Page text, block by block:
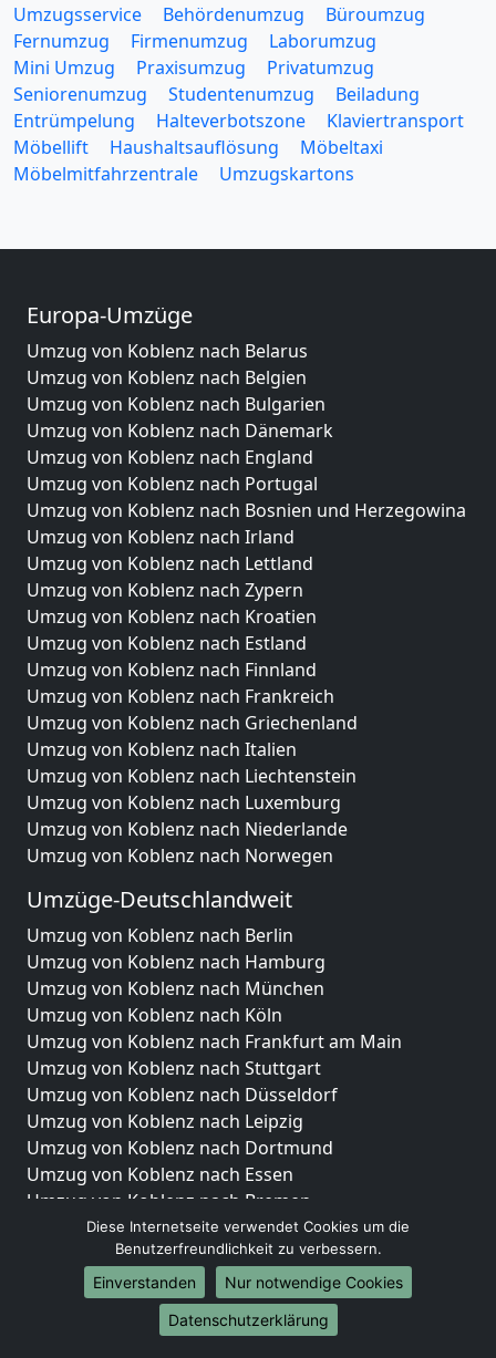
Umzugsservice Behördenumzug
Büroumzug
Fernumzug
Firmenumzug
Laborumzug
Mini Umzug
Praxisumzug
Privatumzug
Seniorenumzug
Studentenumzug
Beiladung
Entrümpelung
Halteverbotszone
Klaviertransport
Möbellift
Haushaltsauflösung
Möbeltaxi
Möbelmitfahrzentrale
Umzugskartons
Europa-Umzüge
Umzug von Koblenz nach Belarus
Umzug von Koblenz nach Belgien
Umzug von Koblenz nach Bulgarien
Umzug von Koblenz nach Dänemark
Umzug von Koblenz nach England
Umzug von Koblenz nach Portugal
Umzug von Koblenz nach Bosnien und Herzegowina
Umzug von Koblenz nach Irland
Umzug von Koblenz nach Lettland
Umzug von Koblenz nach Zypern
Umzug von Koblenz nach Kroatien
Umzug von Koblenz nach Estland
Umzug von Koblenz nach Finnland
Umzug von Koblenz nach Frankreich
Umzug von Koblenz nach Griechenland
Umzug von Koblenz nach Italien
Umzug von Koblenz nach Liechtenstein
Umzug von Koblenz nach Luxemburg
Umzug von Koblenz nach Niederlande
Umzug von Koblenz nach Norwegen
Umzüge-Deutschlandweit
Umzug von Koblenz nach Berlin
Umzug von Koblenz nach Hamburg
Umzug von Koblenz nach München
Umzug von Koblenz nach Köln
Umzug von Koblenz nach Frankfurt am Main
Umzug von Koblenz nach Stuttgart
Umzug von Koblenz nach Düsseldorf
Umzug von Koblenz nach Leipzig
Umzug von Koblenz nach Dortmund
Umzug von Koblenz nach Essen
Umzug von Koblenz nach Bremen
Umzug von Koblenz nach Dresden
Umzug von Koblenz nach Hannover
Umzug von Koblenz nach Nürnberg
Umzug von Koblenz nach Duisburg
Umzug von Koblenz nach Bochum
Diese Internetseite verwendet Cookies um die
Benutzerfreundlichkeit zu verbessern.
Einverstanden
Nur notwendige Cookies
Datenschutzerklärung